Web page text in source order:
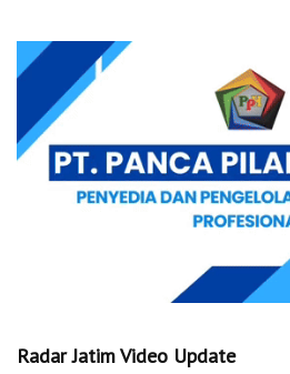
Radar Jatim Video Update